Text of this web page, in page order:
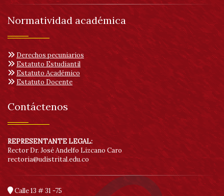
Normatividad académica
Derechos pecuniarios
Estatuto Estudiantil
Estatuto Académico
Estatuto Docente
Contáctenos
REPRESENTANTE LEGAL:
Rector Dr. José Andelfo Lizcano Caro
rectoria@udistrital.edu.co
Calle 13 # 31 -75